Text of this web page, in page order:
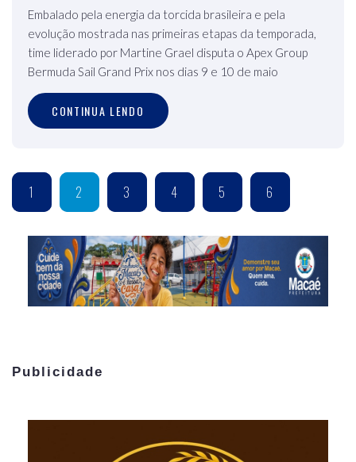
Embalado pela energia da torcida brasileira e pela
evolução mostrada nas primeiras etapas da temporada,
time liderado por Martine Grael disputa o Apex Group
Bermuda Sail Grand Prix nos dias 9 e 10 de maio
CONTINUA LENDO
1 2 3 4 5 6
Publicidade